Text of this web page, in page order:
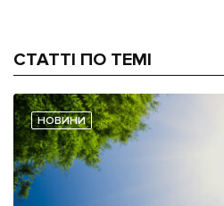
СТАТТІ ПО ТЕМІ
НОВИНИ